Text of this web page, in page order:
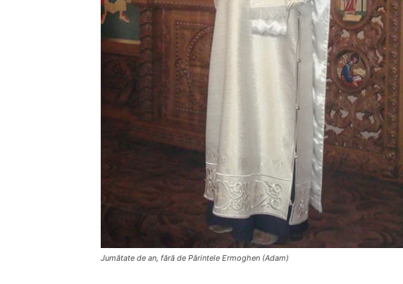
Jumătate de an, fără de Părintele Ermoghen (Adam)